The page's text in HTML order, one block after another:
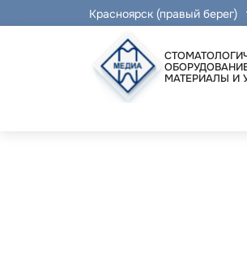
Красноярск (правый берег)
МАТЕРИАЛЫ И